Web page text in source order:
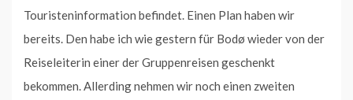
Touristeninformation befindet. Einen Plan haben wir
bereits. Den habe ich wie gestern für Bodø wieder von der
Reiseleiterin einer der Gruppenreisen geschenkt
bekommen. Allerding nehmen wir noch einen zweiten